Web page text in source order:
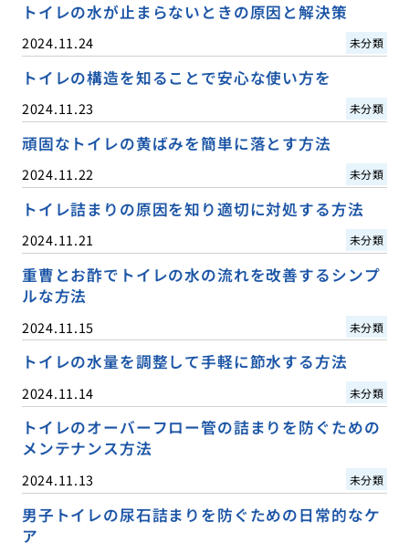
トイレの水が止まらないときの原因と解決策
2024.11.24 未分類
トイレの構造を知ることで安心な使い方を
2024.11.23 未分類
頑固なトイレの黄ばみを簡単に落とす方法
2024.11.22 未分類
トイレ詰まりの原因を知り適切に対処する方法
2024.11.21 未分類
重曹とお酢でトイレの水の流れを改善するシンプ
ルな方法
2024.11.15 未分類
トイレの水量を調整して手軽に節水する方法
2024.11.14 未分類
トイレのオーバーフロー管の詰まりを防ぐための
メンテナンス方法
2024.11.13 未分類
男子トイレの尿石詰まりを防ぐための日常的なケ
ア